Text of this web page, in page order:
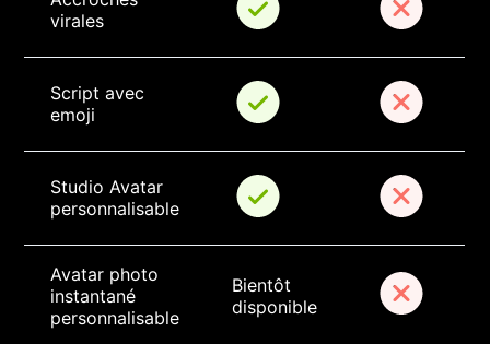
virales
Script avec
emoji
Studio Avatar
personnalisable
Avatar photo
instantané
personnalisable
Bientôt
disponible